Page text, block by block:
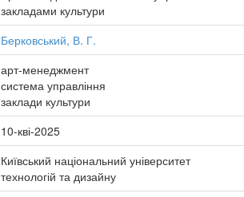
закладами культури
Берковський, В. Г.
арт-менеджмент
система управління
заклади культури
10-кві-2025
Київський національний університет
технологій та дизайну